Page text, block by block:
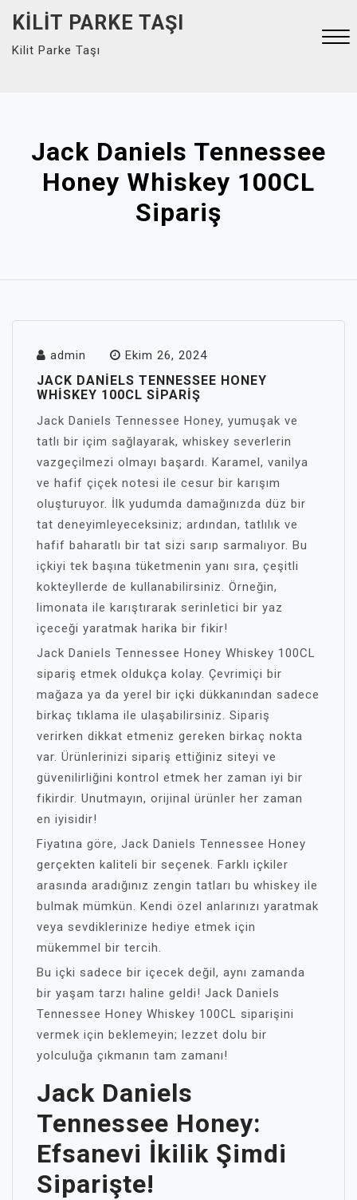
content
KILIT PARKE TAŞI
Kilit Parke Taşı
Jack Daniels Tennessee
Honey Whiskey 100CL
Sipariş
admin Ekim 26, 2024
JACK DANIELS TENNESSEE HONEY
WHISKEY 100CL SIPARIŞ
Jack Daniels Tennessee Honey, yumuşak ve
tatlı bir içim sağlayarak, whiskey severlerin
vazgeçilmezi olmayı başardı. Karamel, vanilya
ve hafif çiçek notesi ile cesur bir karışım
oluşturuyor. İlk yudumda damağınızda düz bir
tat deneyimleyeceksiniz; ardından, tatlılık ve
hafif baharatlı bir tat sizi sarıp sarmalıyor. Bu
içkiyi tek başına tüketmenin yanı sıra, çeşitli
kokteyllerde de kullanabilirsiniz. Örneğin,
limonata ile karıştırarak serinletici bir yaz
içeceği yaratmak harika bir fikir!
Jack Daniels Tennessee Honey Whiskey 100CL
sipariş etmek oldukça kolay. Çevrimiçi bir
mağaza ya da yerel bir içki dükkanından sadece
birkaç tıklama ile ulaşabilirsiniz. Sipariş
verirken dikkat etmeniz gereken birkaç nokta
var. Ürünlerinizi sipariş ettiğiniz siteyi ve
güvenilirliğini kontrol etmek her zaman iyi bir
fikirdir. Unutmayın, orijinal ürünler her zaman
en iyisidir!
Fiyatına göre, Jack Daniels Tennessee Honey
gerçekten kaliteli bir seçenek. Farklı içkiler
arasında aradığınız zengin tatları bu whiskey ile
bulmak mümkün. Kendi özel anlarınızı yaratmak
veya sevdiklerinize hediye etmek için
mükemmel bir tercih.
Bu içki sadece bir içecek değil, aynı zamanda
bir yaşam tarzı haline geldi! Jack Daniels
Tennessee Honey Whiskey 100CL siparişini
vermek için beklemeyin; lezzet dolu bir
yolculuğa çıkmanın tam zamanı!
Jack Daniels
Tennessee Honey:
Efsanevi İkilik Şimdi
Siparişte!